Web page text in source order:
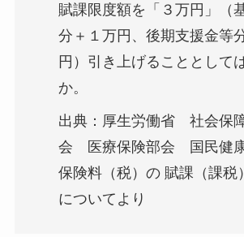
賦課限度額を「３万円」（
分＋１万円、後期支援金等
円）引き上げることとして
か。
出典：厚生労働省 社会保
会 医療保険部会 国民健
保険料（税）の 賦課（課税
についてより